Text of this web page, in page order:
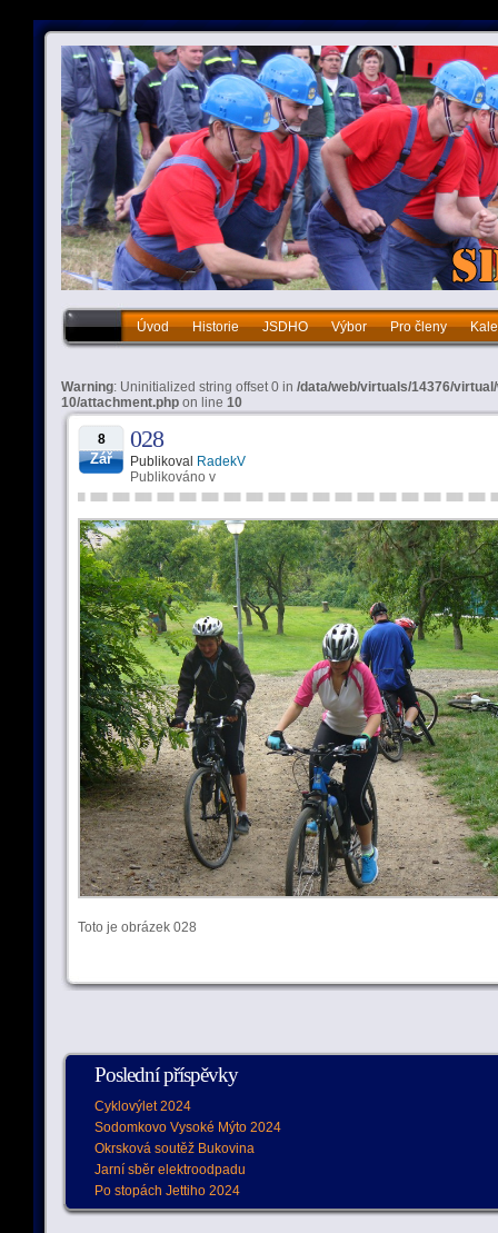
Úvod Historie JSDHO Výbor Pro členy
Warning: Uninitialized string offset 0 in /data/web/virtuals/14376/
10/attachment.php on line 10
8
Zář
028
Publikoval RadekV
Publikováno v
Toto je obrázek 028
Poslední příspěvky
Cyklovýlet 2024
Sodomkovo Vysoké Mýto 2024
Okrsková soutěž Bukovina
Jarní sběr elektroodpadu
Po stopách Jettiho 2024